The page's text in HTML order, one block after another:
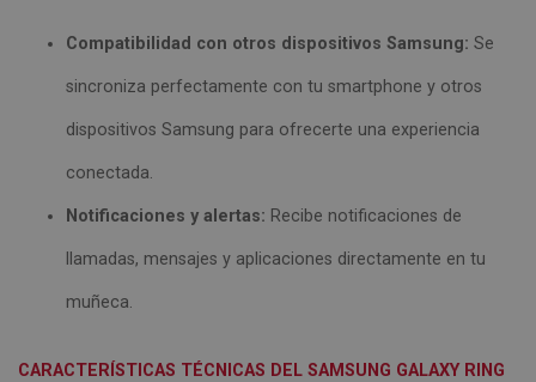
Compatibilidad con otros dispositivos Samsung: Se
sincroniza perfectamente con tu smartphone y otros
dispositivos Samsung para ofrecerte una experiencia
conectada.
Notificaciones y alertas: Recibe notificaciones de
llamadas, mensajes y aplicaciones directamente en tu
muñeca.
CARACTERÍSTICAS TÉCNICAS DEL SAMSUNG GALAXY RING